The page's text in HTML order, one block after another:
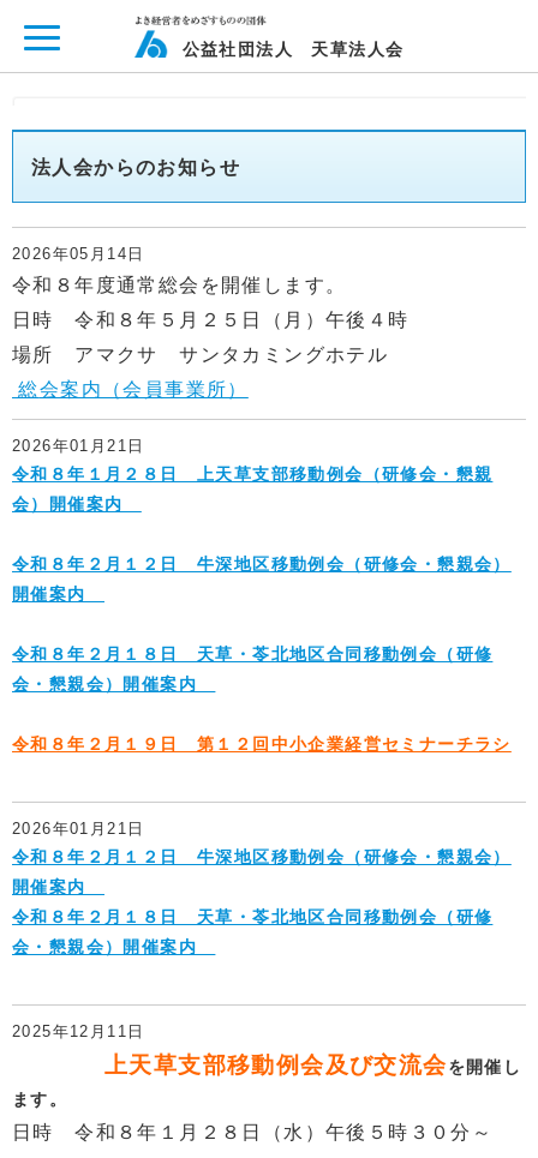
公益社団法人 天草法人会
法人会からのお知らせ
2026年05月14日
令和８年度通常総会を開催します。
日時 令和８年５月２５日（月）午後４時
場所 アマクサ サンタカミングホテル
総会案内（会員事業所）
2026年01月21日
令和８年１月２８日 上天草支部移動例会（研修会・懇親
会）開催案内
令和８年２月１２日 牛深地区移動例会（研修会・懇親会）
開催案内
令和８年２月１８日 天草・苓北地区合同移動例会（研修
会・懇親会）開催案内
令和８年２月１９日 第１２回中小企業経営セミナーチラシ
2026年01月21日
令和８年２月１２日 牛深地区移動例会（研修会・懇親会）
開催案内
令和８年２月１８日 天草・苓北地区合同移動例会（研修
会・懇親会）開催案内
2025年12月11日
上天草支部移動例会及び交流会を開催し
ます。
日時 令和８年１月２８日（水）午後５時３０分～